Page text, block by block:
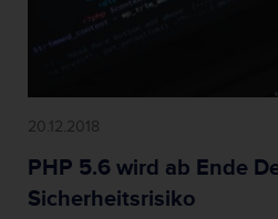
20.12.2018
PHP 5.6 wird ab Ende
Sicherheitsrisiko